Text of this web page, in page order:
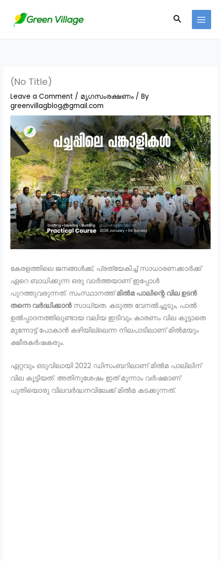
Search
(No Title)
Leave a Comment / മൃഗസംരക്ഷണം / By
greenvillagblog@gmail.com
കേരളത്തിലെ ജനങ്ങൾക്ക്, പ്രത്യേകിച്ച് സാധാരണക്കാർക്ക്
ഏറെ ബാധിക്കുന്ന ഒരു വാർത്തയാണ് ഇപ്പോൾ
പുറത്തുവരുന്നത്. സംസ്ഥാനത്ത്മിൽമ പാലിന്റെ വില ഉടൻ
തന്നെ വർദ്ധിക്കാൻസാധ്യത. കടുത്ത വേനൽച്ചൂടും, പാൽ
ഉൽപ്പാദനത്തിലുണ്ടായ വലിയ ഇടിവും കാരണം വില കൂട്ടാതെ
മുന്നോട്ട് പോകാൻ കഴിയില്ലെന്ന നിലപാടിലാണ് മിൽമയും
ക്ഷീരകർഷകരും.
ഏറ്റവും ഒടുവിലായി 2022 ഡിസംബറിലാണ് മിൽമ പാലിലിന്
വില കൂട്ടിയത്. അതിനുശേഷം ഇത് മൂന്നാം വർഷമാണ്
പുതിയൊരു വിലവർദ്ധനവിലേക്ക് മിൽമ കടക്കുന്നത്.